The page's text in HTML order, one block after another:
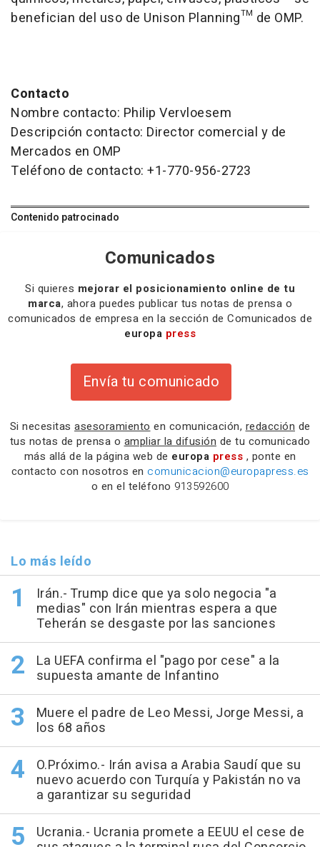
benefician del uso de Unison Planning™ de OMP.
Contacto
Nombre contacto: Philip Vervloesem
Descripción contacto: Director comercial y de
Mercados en OMP
Teléfono de contacto: +1-770-956-2723
Contenido patrocinado
Comunicados
Si quieres mejorar el posicionamiento online de tu
marca, ahora puedes publicar tus notas de prensa o
comunicados de empresa en la sección de Comunicados de
europa press
Envía tu comunicado
Si necesitas asesoramiento en comunicación, redacción de
tus notas de prensa o ampliar la difusión de tu comunicado
más allá de la página web de europa press , ponte en
contacto con nosotros en comunicacion@europapress.es
o en el teléfono 913592600
Lo más leído
Irán.- Trump dice que ya solo negocia "a
medias" con Irán mientras espera a que
Teherán se desgaste por las sanciones
La UEFA confirma el "pago por cese" a la
supuesta amante de Infantino
Muere el padre de Leo Messi, Jorge Messi, a
los 68 años
O.Próximo.- Irán avisa a Arabia Saudí que su
nuevo acuerdo con Turquía y Pakistán no va
a garantizar su seguridad
Ucrania.- Ucrania promete a EEUU el cese de